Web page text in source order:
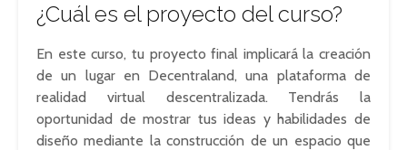
¿Cuál es el proyecto del curso?
En este curso, tu proyecto final implicará la creación
de un lugar en Decentraland, una plataforma de
realidad virtual descentralizada. Tendrás la
oportunidad de mostrar tus ideas y habilidades de
diseño mediante la construcción de un espacio que